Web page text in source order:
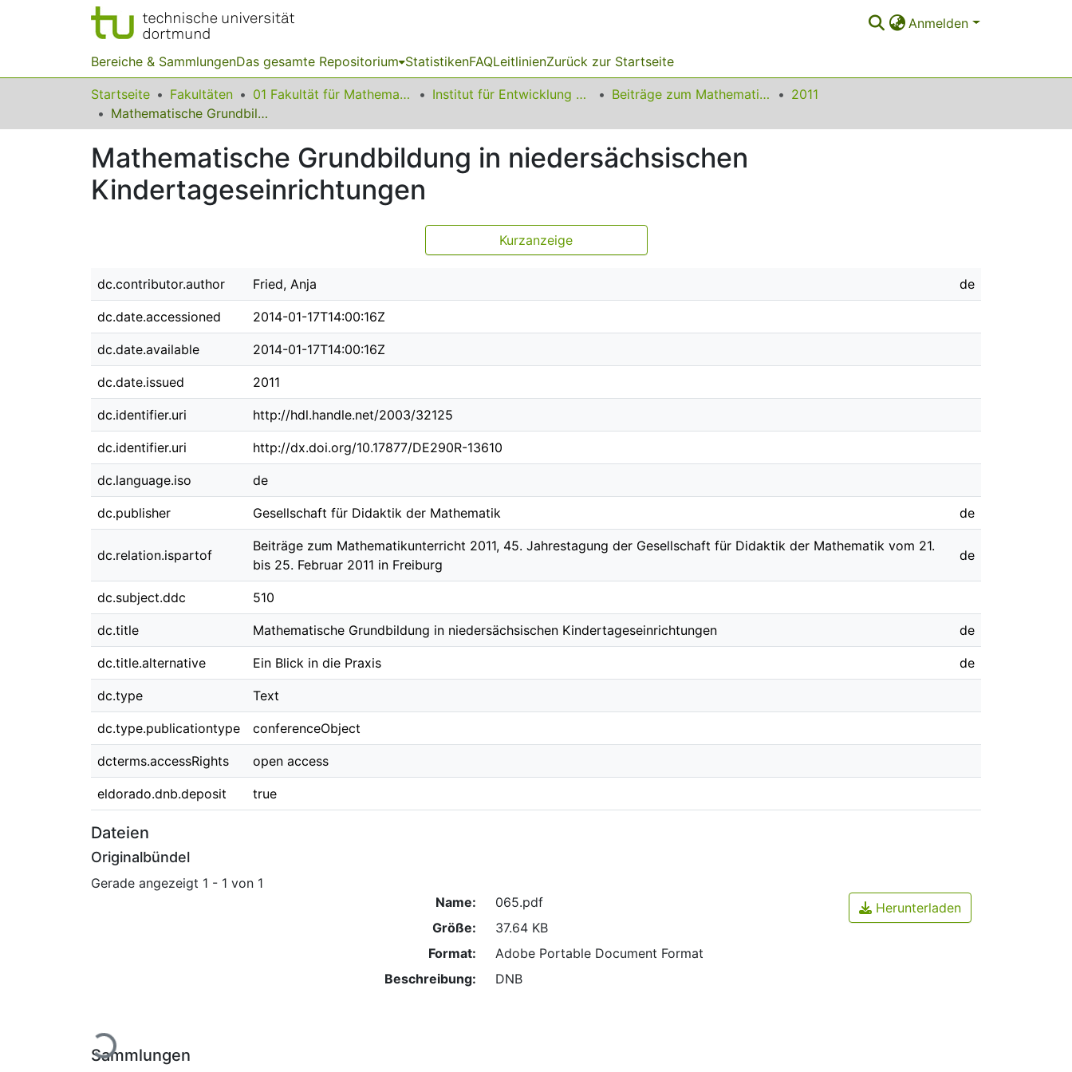
Anmelden
Bereiche & SammlungenDas gesamte Repositorium StatistikenFAQLeitlinienZurück zur Startseite
Startseite Fakultäten 01 Fakultät für Mathematik Institut für Entwicklung und Erforschung des Mathematikunterrichts Beiträge zum Mathematikunterricht
2011
Mathematische Grundbildung in niedersächsischen Kindertageseinrichtungen
Mathematische Grundbildung in niedersächsischen
Kindertageseinrichtungen
Kurzanzeige
dc.contributor.author Fried, Anja de
dc.date.accessioned 2014-01-17T14:00:16Z
dc.date.available 2014-01-17T14:00:16Z
dc.date.issued 2011
dc.identifier.uri http://hdl.handle.net/2003/32125
dc.identifier.uri http://dx.doi.org/10.17877/DE290R-13610
dc.language.iso de
dc.publisher Gesellschaft für Didaktik der Mathematik de
dc.relation.ispartof
Beiträge zum Mathematikunterricht 2011, 45. Jahrestagung der Gesellschaft für Didaktik der Mathematik vom 21.
bis 25. Februar 2011 in Freiburg
de
dc.subject.ddc 510
dc.title Mathematische Grundbildung in niedersächsischen Kindertageseinrichtungen de
dc.title.alternative Ein Blick in die Praxis de
dc.type Text
dc.type.publicationtype conferenceObject
dcterms.accessRights open access
eldorado.dnb.deposit true
Dateien
Originalbündel
Gerade angezeigt 1 - 1 von 1
Lade...
Name:
065.pdf
Größe:
37.64 KB
Format:
Adobe Portable Document Format
Beschreibung:
DNB
Herunterladen
Sammlungen